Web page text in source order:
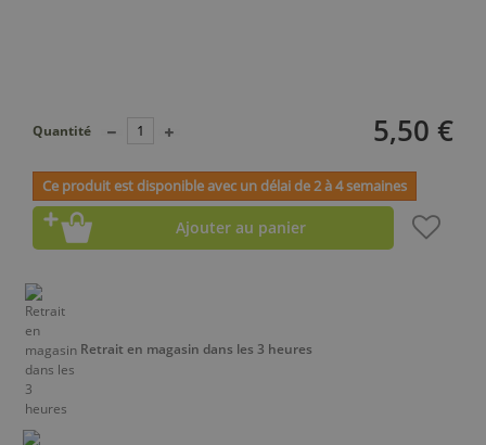
5,50 €
Quantité
Ce produit est disponible avec un délai de 2 à 4 semaines
Ajouter au panier
Retrait en magasin dans les 3 heures